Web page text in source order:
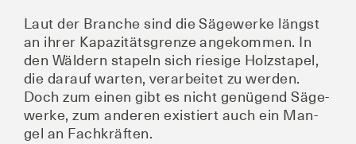
Laut der Bran­che sind die Säge­wer­ke längst
an ihrer Kapa­zi­täts­gren­ze ange­kom­men. In
den Wäl­dern sta­peln sich rie­si­ge Holz­sta­pel,
die dar­auf war­ten, ver­ar­bei­tet zu wer­den.
Doch zum einen gibt es nicht genü­gend Säge­
wer­ke, zum ande­ren exis­tiert auch ein Man­
gel an Fachkräften.